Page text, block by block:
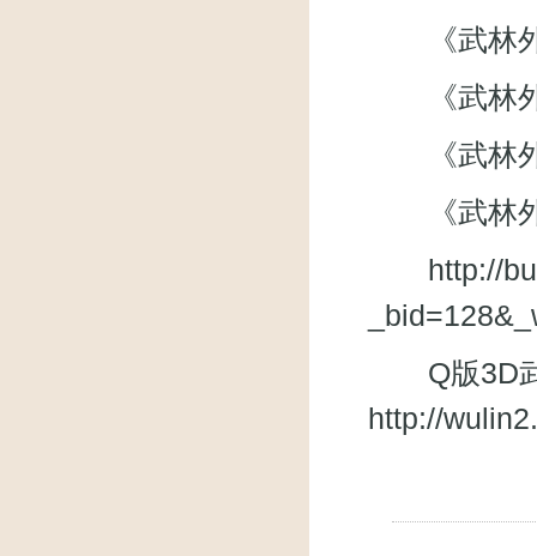
《武林外
《武林外
《武林外
《武林外
http://
Q版3D武
http://